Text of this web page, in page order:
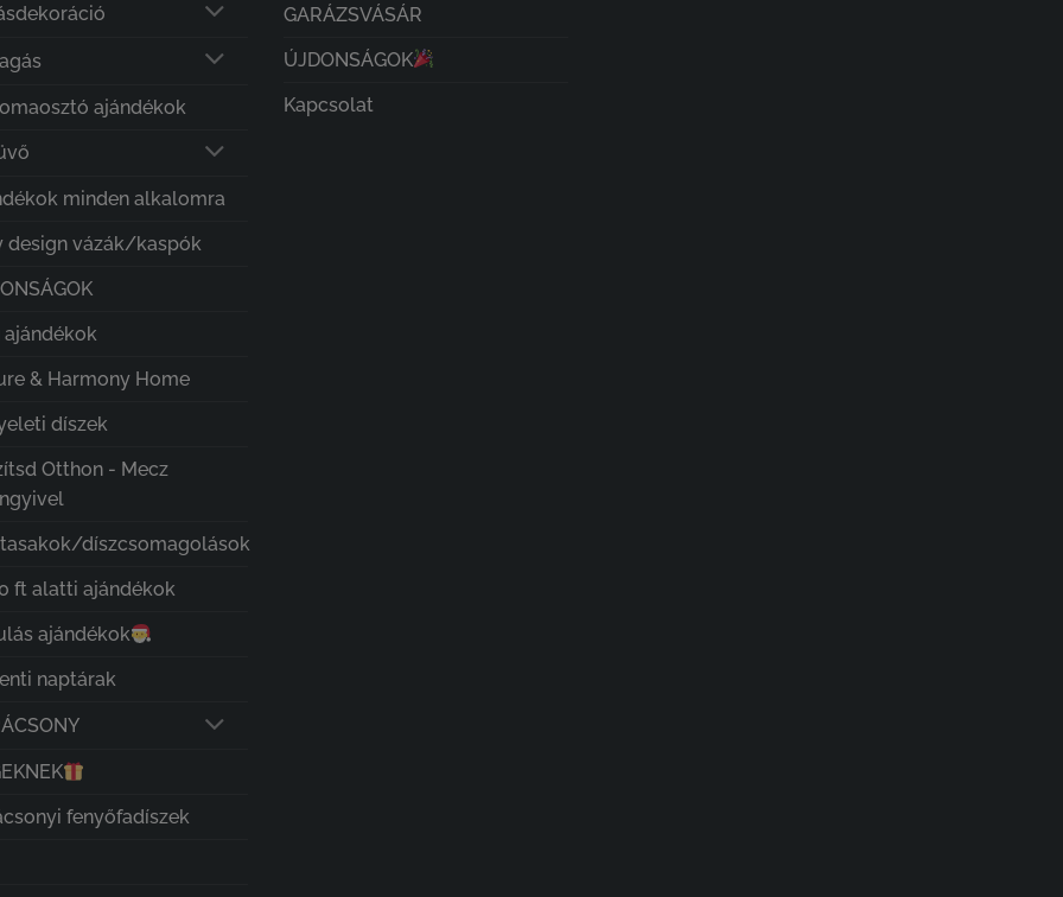
ajándékok
minden alkalomra
design vázák/kaspók
ajándékok
& Harmony Home
díszek
Otthon - Mecz
díszcsomagolások
ft alatti ajándékok
ajándékok
naptárak
fenyőfadíszek
GARÁZSVÁSÁR
ÚJDONSÁGOK
Kapcsolat